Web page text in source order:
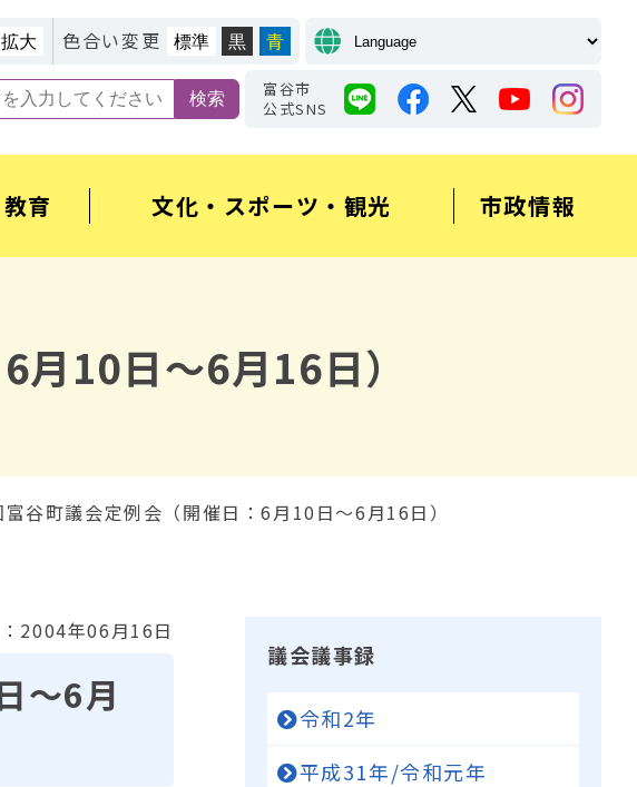
拡大 色合い変更 標準 黒 青
富谷市
公式SNS
育 文化・スポーツ・観光 市政情報
10日～6月16日）
谷町議会定例会（開催日：6月10日～6月16日）
2004年06月16日
～6月
議会議事録
令和2年
平成31年/令和元年